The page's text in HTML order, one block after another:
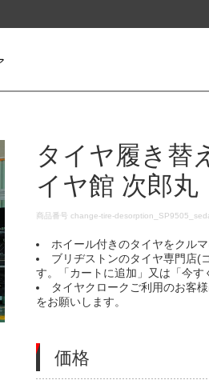
タイヤ履き替
イヤ館 次郎丸
DETAILS
商品番号change-tire-
ホイール付きのタイヤをクル
ブリヂストンのタイヤ専門店(
す。「カートに追加」又は「今す
タイヤクロークご利用のお客
をお願いします。
価格